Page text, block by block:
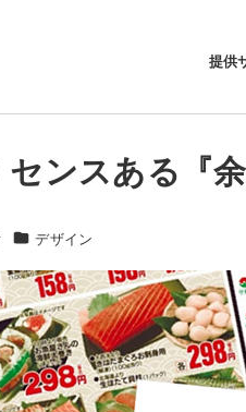
提供
ンスある『
カテゴリー
デザイン